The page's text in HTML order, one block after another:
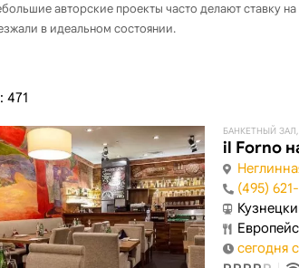
авторские проекты часто делают ставку
в идеальном состоянии.
471
БАНКЕТНЫЙ
il Forno
(495)
сегодня